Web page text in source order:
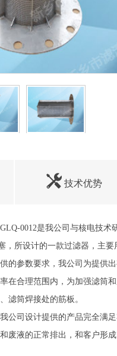
技术优势
0012是我公司与核电技
，所设计的一款过滤器，主
的参数要求，我公司为提供
在合理范围内，为加强滤筒
滤筒焊接处的筋板。
公司设计提供的产品完全满
废液的正常排出，和客户形成